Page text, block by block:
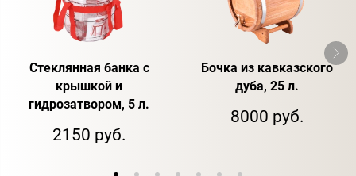
Стеклянная банка с
крышкой и
гидрозатвором, 5 л.
2150 руб.
Бочка из кавказского
дуба, 25 л.
8000 руб.